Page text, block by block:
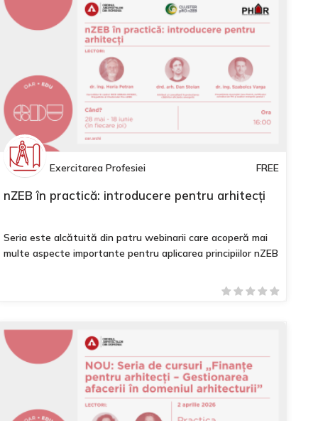
Exercitarea Profesiei FREE
nZEB în practică: introducere pentru arhitecți
Seria este alcătuită din patru webinarii care acoperă mai
multe aspecte importante pentru aplicarea principiilor nZEB